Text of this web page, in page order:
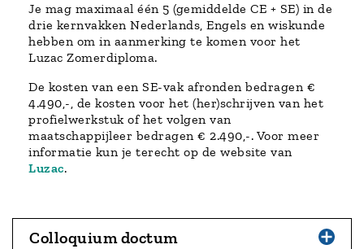
Je mag maximaal één 5 (gemiddelde CE + SE) in de
drie kernvakken Nederlands, Engels en wiskunde
hebben om in aanmerking te komen voor het
Luzac Zomerdiploma.
De kosten van een SE-vak afronden bedragen €
4.490,-, de kosten voor het (her)schrijven van het
profielwerkstuk of het volgen van
maatschappijleer bedragen € 2.490,-. Voor meer
informatie kun je terecht op de website van
Luzac.
Colloquium doctum